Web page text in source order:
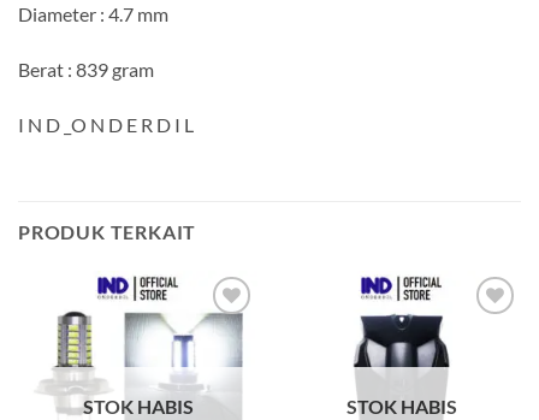
Diameter : 4.7 mm
Berat : 839 gram
I N D _O N D E R D I L
PRODUK TERKAIT
Tambahkan
ke Wishlist
STOK HABIS
Tambahkan
ke Wishlist
STOK HABIS